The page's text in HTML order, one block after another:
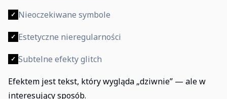
✓ Nieoczekiwane symbole
✓ Estetyczne nieregularności
✓ Subtelne efekty glitch
Efektem jest tekst, który wygląda „dziwnie” — ale w
interesujący sposób.